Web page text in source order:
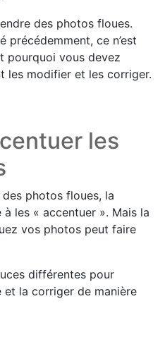
des photos floues.
précédemment, ce n’est
pourquoi vous devez
les modifier et les corriger.
les
photos floues, la
les « accentuer ». Mais la
vos photos peut faire
différentes pour
et la corriger de manière